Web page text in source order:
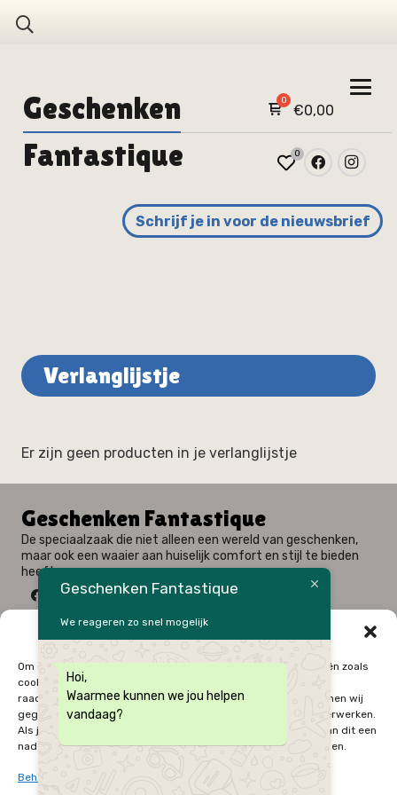
Beheer cookie toestemming
Om de beste ervaringen te bieden, gebruiken wij technologieën zoals
cookies om informatie over je apparaat op te slaan en/of te
raadplegen. Door in te stemmen met deze technologieën kunnen wij
gegevens zoals surfgedrag of unieke ID's op deze website verwerken.
Als je geen toestemming geeft of uw toestemming intrekt, kan dit een
nadelige invloed hebben op bepaalde functies en mogelijkheden.
Beheer diensten
Geschenken €0,00
Fantastique 0
Schrijf je in voor de nieuwsbrief
Verlanglijstje
Er zijn geen producten in je verlanglijstje
Geschenken Fantastique
De speciaalzaak die niet alleen een wereld van geschenken,
maar ook een waaier aan huiselijk comfort en stijl te bieden
heeft.
Webshop: Zwaluwenlaan 33 bus 301 – 8434 Westende
09 / 384 10 10
0496 / 34 51 64
Onze Openingsuren
Di – Vrij
Geschenken Fantastique
We reageren zo snel mogelijk
Hoi,
Waarmee kunnen we jou helpen
vandaag?